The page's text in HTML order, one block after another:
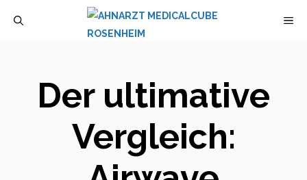
Der ultimative
Vergleich: